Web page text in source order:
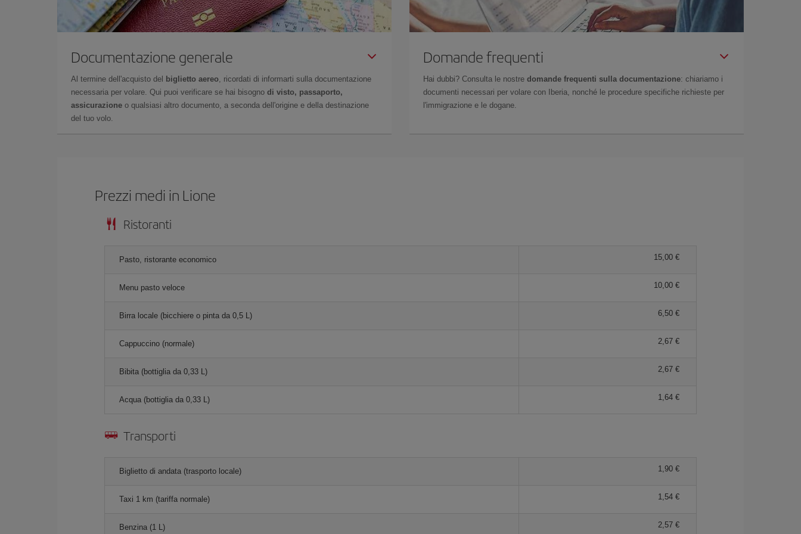
Documentazione generale
Al termine dell'acquisto del biglietto aereo , ricordati di informarti sulla documentazione
necessaria per volare. Qui puoi verificare se hai bisogno di visto, passaporto,
assicurazione o qualsiasi altro documento, a seconda dell'origine e della destinazione
del tuo volo.
Domande frequenti
Hai dubbi? Consulta le nostre domande frequenti sulla documentazione: chiariamo i
documenti necessari per volare con Iberia, nonché le procedure specifiche richieste per
l'immigrazione e le dogane.
Prezzi medi in Lione
Ristoranti
Pasto, ristorante economico 15,00 €
Menu pasto veloce 10,00 €
Birra locale (bicchiere o pinta da 0,5 L) 6,50 €
Cappuccino (normale) 2,67 €
Bibita (bottiglia da 0,33 L) 2,67 €
Acqua (bottiglia da 0,33 L) 1,64 €
Transporti
Biglietto di andata (trasporto locale) 1,90 €
Taxi 1 km (tariffa normale) 1,54 €
Benzina (1 L) 2,57 €